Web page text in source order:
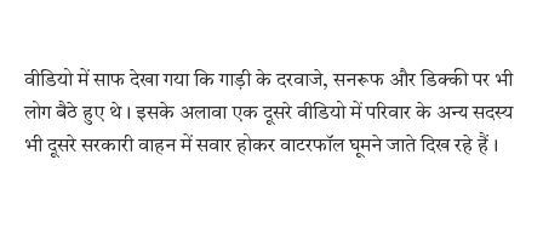
वीडियो में साफ देखा गया कि गाड़ी के दरवाजे, सनरूफ और डिक्की पर भी
लोग बैठे हुए थे। इसके अलावा एक दूसरे वीडियो में परिवार के अन्य सदस्य
भी दूसरे सरकारी वाहन में सवार होकर वाटरफॉल घूमने जाते दिख रहे हैं।